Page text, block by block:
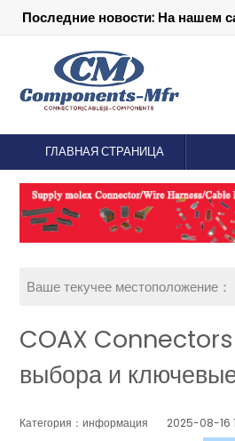
Последние новости: На нашем
ГЛАВНАЯ СТРАНИЦА
Ваше текучее местоположение：
COAX Connectors
выбора и
Категория：информация 2025-08-16